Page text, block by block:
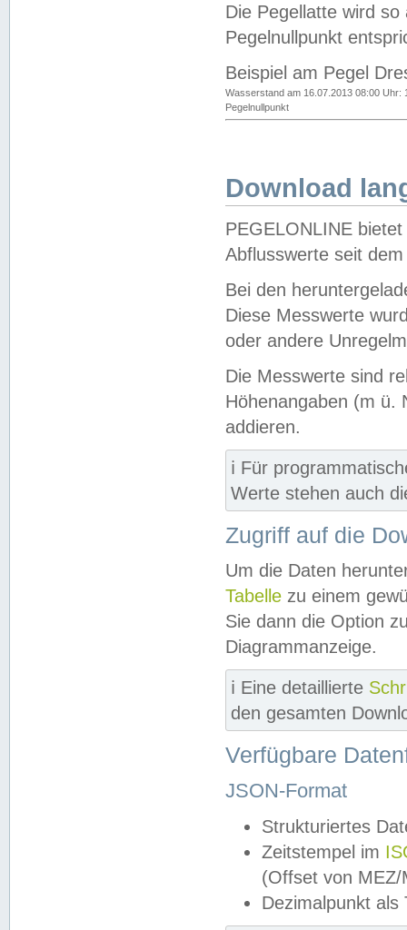
Die Pegellatte wird
Pegelnullpunkt
Beispiel am Pegel
Wasserstand am 16.07.2013 08:00 Uhr:
Pegelnullpunkt
Download
PEGELONLINE
Abflusswerte seit
Bei den
Diese Messwerte
oder andere
Die Messwerte sind
Höhenangaben (m ü.
addieren.
ℹ️ Für
Werte stehen auch
Zugriff auf die
Um die Daten
Tabelle zu einem
Sie dann die Option
Diagrammanzeige.
ℹ️ Eine detaillierte
den gesamten
Verfügbare
JSON-Format
Strukturiertes
Zeitstempel im
(Offset von MEZ/
Dezimalpunkt als